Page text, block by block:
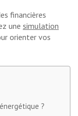
financières
une simulation
orienter vos
?